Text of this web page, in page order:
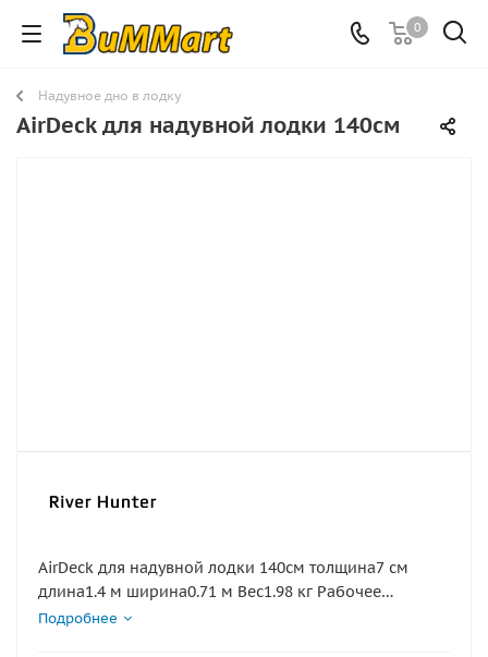
0
Надувное дно в лодку
AirDeck для надувной лодки 140см
AirDeck для надувной лодки 140см толщина7 см
длина1.4 м ширина0.71 м Вес1.98 кг Рабочее
давление 0,4-0,8 атм давление. Необходимо
Подробнее